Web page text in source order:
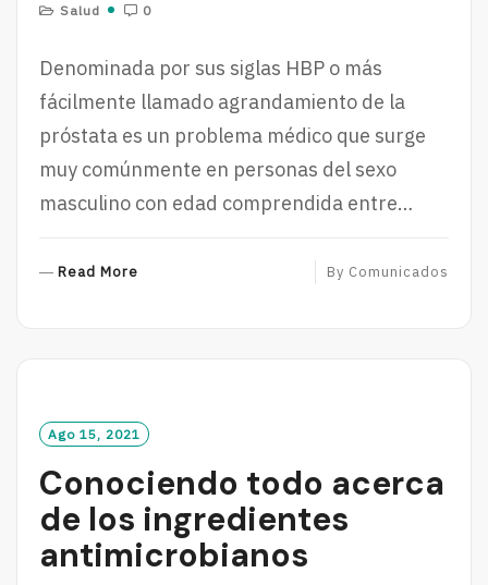
Salud 0
Denominada por sus siglas HBP o más
fácilmente llamado agrandamiento de la
próstata es un problema médico que surge
muy comúnmente en personas del sexo
masculino con edad comprendida entre…
Read More
E
By Comunicados
Ago 15, 2021
Conociendo todo acerca
de los ingredientes
antimicrobianos